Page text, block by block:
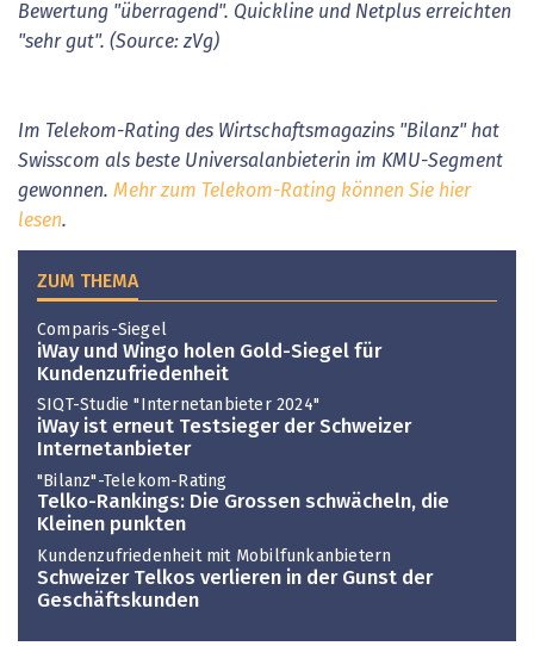
Bewertung "überragend". Quickline und Netplus erreichten
"sehr gut". (Source: zVg)
Im Telekom-Rating des Wirtschaftsmagazins "Bilanz" hat
Swisscom als beste Universalanbieterin im KMU-Segment
gewonnen. Mehr zum Telekom-Rating können Sie hier
lesen.
ZUM THEMA
Comparis-Siegel
iWay und Wingo holen Gold-Siegel für
Kundenzufriedenheit
SIQT-Studie "Internetanbieter 2024"
iWay ist erneut Testsieger der Schweizer
Internetanbieter
"Bilanz"-Telekom-Rating
Telko-Rankings: Die Grossen schwächeln, die
Kleinen punkten
Kundenzufriedenheit mit Mobilfunkanbietern
Schweizer Telkos verlieren in der Gunst der
Geschäftskunden